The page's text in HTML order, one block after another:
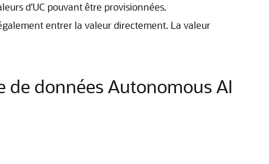
d'UC pouvant être provisionnées.
entrer la valeur directement. La valeur
de données Autonomous AI